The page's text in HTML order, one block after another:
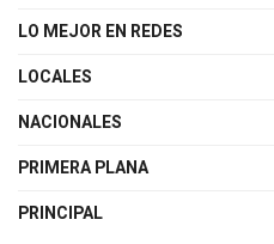
LO MEJOR EN REDES
LOCALES
NACIONALES
PRIMERA PLANA
PRINCIPAL